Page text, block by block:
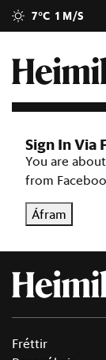
7°C 1 M/S
Sign In Via
You are
from
Áfram
Fréttir